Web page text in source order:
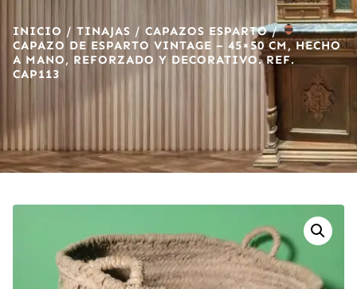
INICIO / TINAJAS / CAPAZOS ESPARTO/
CAPAZO DE ESPARTO VINTAGE – 45×50 CM, HECHO
A MANO, REFORZADO Y DECORATIVO. REF.
CAP113